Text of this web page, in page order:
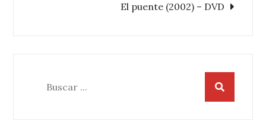
El puente (2002) – DVD